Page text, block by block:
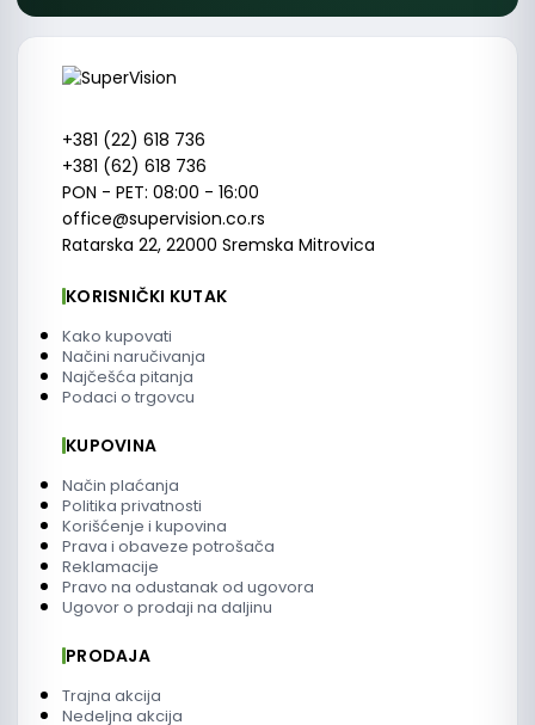
+381 (22) 618 736
+381 (62) 618 736
PON - PET: 08:00 - 16:00
office@supervision.co.rs
Ratarska 22, 22000 Sremska Mitrovica
KORISNIČKI KUTAK
Kako kupovati
Načini naručivanja
Najčešća pitanja
Podaci o trgovcu
KUPOVINA
Način plaćanja
Politika privatnosti
Korišćenje i kupovina
Prava i obaveze potrošača
Reklamacije
Pravo na odustanak od ugovora
Ugovor o prodaji na daljinu
PRODAJA
Trajna akcija
Nedeljna akcija